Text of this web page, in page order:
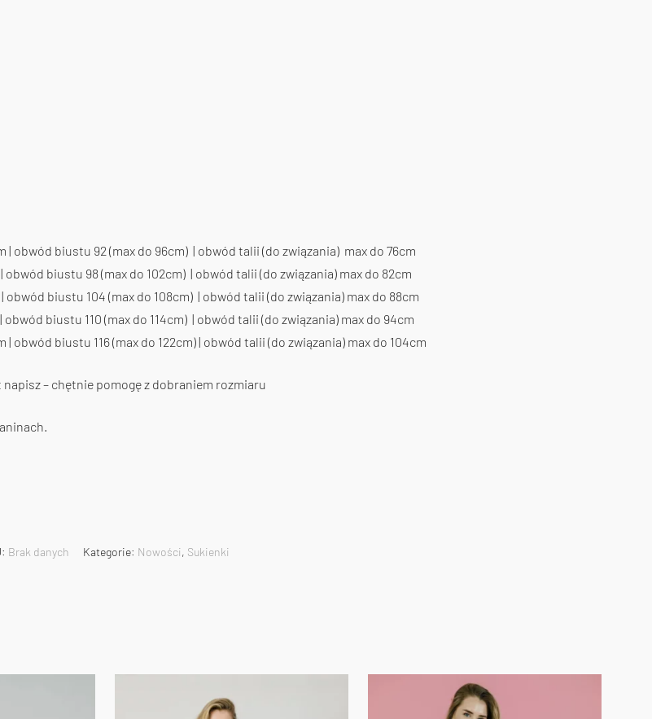
| obwód biustu 92 (max do 96cm) | obwód talii (do związania) max do 76cm
biustu 98 (max do 102cm) | obwód talii (do związania) max do 82cm
obwód biustu 104 (max do 108cm) | obwód talii (do związania) max do 88cm
biustu 110 (max do 114cm) | obwód talii (do związania) max do 94cm
obwód biustu 116 (max do 122cm) | obwód talii (do związania) max do 104cm
– chętnie pomogę z dobraniem rozmiaru
Brak danych Kategorie: Nowości, Sukienki